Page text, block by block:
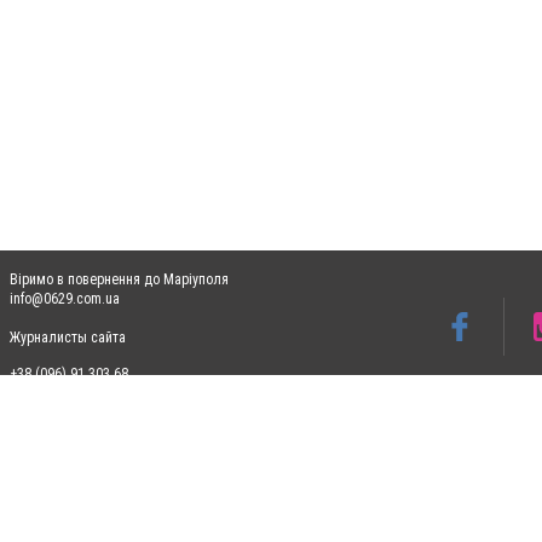
Віримо в повернення до Маріуполя
info@0629.com.ua
Журналисты сайта
+38 (096) 91 303 68